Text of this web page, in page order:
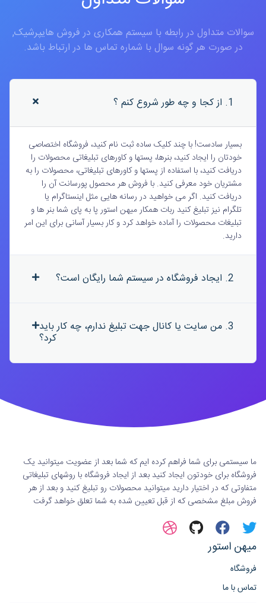
سوالات متداول در رابطه با سیستم همکاری در فروش هایپرشیک,
در صورت هر گونه سوال با شماره تماس ها در ارتباط باشد.
1. از کجا و چه طور شروع کنم ؟
بسیار سادست! با چند کلیک ساده ثبت نام کنید، فروشگاه اختصاصی
خودتان را ایجاد کنید، بنرها، پستها و کاورهای تبلیغاتی محصولات را
دریافت کنید، با استفاده از پستها و کاورهای تبلیغاتی، محصولات را به
مشتریان خود معرفی کنید. با فروش هر محصول پورسانت آن را
دریافت کنید. اگر می خواهید در رسانه هایی مثل اینستاگرام یا
تلگرام نیز تبلیغ کنید ربات همکار میهن استور پا به پای شما بنر ها و
تبلیغات محصولات را آماده خواهد کرد و کار بسیار آسانی برای این امر
دارید.
2. ایجاد فروشگاه در سیستم شما رایگان است؟
3. من سایت یا کانال جهت تبلیغ ندارم، چه کار باید
کرد؟
ما سیستمی برای شما فراهم کرده ایم که شما بعد از عضویت میتوانید یک
فروشگاه برای خودتون ایجاد کنید بعد از ایجاد فروشگاه با روشهای تبلیغاتی
متفاوتی که در اختیار دارید میتوانید محصولات رو تبلیغ کنید و بعد از هر
فروش مبلغ مشخصی که از قبل تعیین شده به شما تعلق خواهد گرفت
میهن استور
فروشگاه
تماس با ما